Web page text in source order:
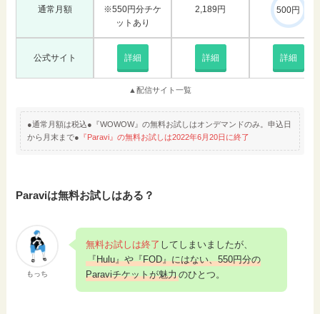
通常月額
※550円分チケ
ットあり
2,189円 500円
公式サイト 詳細 詳細 詳細
▲配信サイト一覧
●通常月額は税込●『WOWOW』の無料お試しはオンデマンドのみ。申込日
から月末まで● 『Paravi』の無料お試しは2022年6月20日に終了
Paraviは無料お試しはある？
もっち
無料お試しは終了 してしまいましたが、
『Hulu』や『FOD』にはない、550円分の
Paraviチケットが魅力のひとつ。